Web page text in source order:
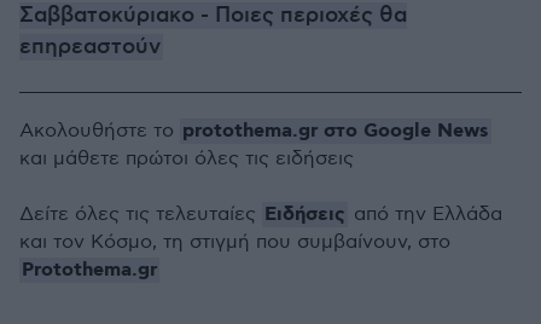
Σαββατοκύριακο - Ποιες περιοχές θα
επηρεαστούν
Ακολουθήστε το protothema.gr στο Google News
και μάθετε πρώτοι όλες τις ειδήσεις
Δείτε όλες τις τελευταίες Ειδήσεις από την Ελλάδα
και τον Κόσμο, τη στιγμή που συμβαίνουν, στο
Protothema.gr